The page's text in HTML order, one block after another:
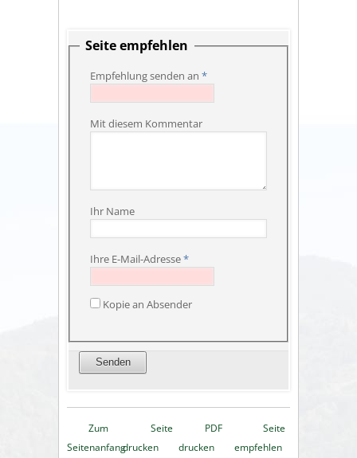
Seite empfehlen
Empfehlung senden an *
Mit diesem Kommentar
Ihr Name
Ihre E-Mail-Adresse*
Kopie an Absender
Zum
Seitenanfang
Seite
drucken
PDF
drucken
Seite
empfehlen